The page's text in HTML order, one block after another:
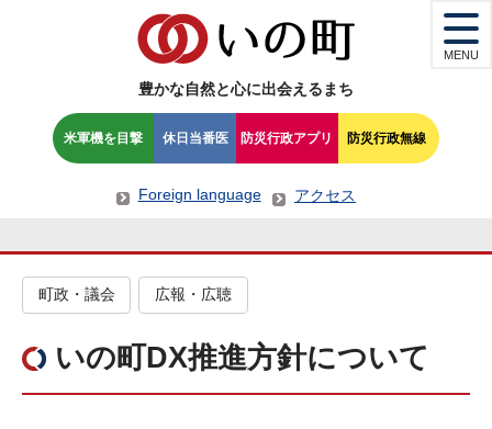
豊かな自然と心に出会えるまち
米軍機を目撃 休日当番医 防災行政アプリ 防災行政無線
Foreign language アクセス
MENU
町政・議会 広報・広聴
いの町DX推進方針について